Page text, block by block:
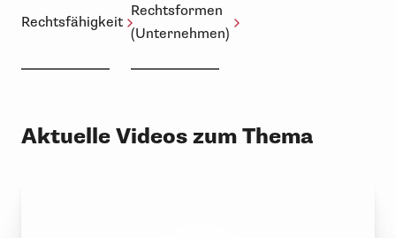
Rechtsfähigkeit
Rechtsformen
(Unternehmen)
Aktuelle Videos zum Thema